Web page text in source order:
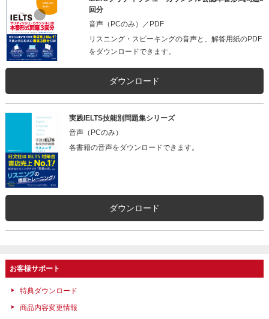
回分
音声（PCのみ）／PDF
リスニング・スピーキングの音声と、解答用紙のPDF
をダウンロードできます。
ダウンロード
実践IELTS技能別問題集シリーズ
音声（PCのみ）
各書籍の音声をダウンロードできます。
ダウンロード
お客様サポート
特典ダウンロード
商品内容変更情報